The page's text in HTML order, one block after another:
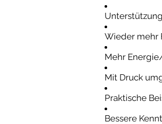
Wieder mehr
Mehr
Mit Druck
Praktische
Bessere